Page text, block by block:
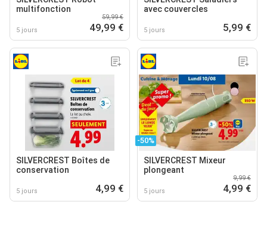
multifonction
5 jours
59,99 €
49,99 €
avec couvercles
5 jours 5,99 €
SILVERCREST Boîtes de
conservation
5 jours 4,99 €
-50%
SILVERCREST Mixeur
plongeant
5 jours
9,99 €
4,99 €